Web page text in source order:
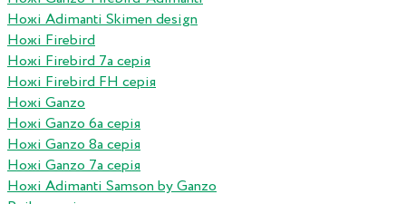
Ножі Adimanti Skimen design
Ножі Firebird
Ножі Firebird 7а серія
Ножі Firebird FH серія
Ножі Ganzo
Ножі Ganzo 6а серія
Ножі Ganzo 8а серія
Ножі Ganzo 7а серія
Ножі Adimanti Samson by Ganzo